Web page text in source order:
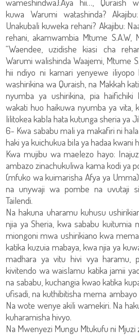
kuwa Warumi watashinda?
Unakubali kuweka rehani? Akajibu:
rehani, akamwambia Mtume S.A.W,
“Waendee, uzidishe kiasi cha
Warumi walishinda Waajemi, Mtume
hii ndiyo ni kamari yenyewe
washirikina wa Quraish, na Makkah
nyumba ya ushirikina, pia haifichiki
wakati huo haikuwa nyumba ya vita,
lilitokea kabla hata kutunga sheria ya
6- Kwa sababu mali ya makafiri ni
haki ya kuichukua bila ya hadaa kwani
Kwa mujibu wa maelezo hayo:
ambazo zinachukuliwa kama kodi ya
(mfuko wa kuimarisha Afya ya
na unywaji wa pombe na uvutaji
Tailendi.
Na hakuna uharamu kuhusu
njia ya Sheria, kwa sababu kuitumia
miongoni mwa ushirikiano kwa
katika kuzuia mabaya, kwa njia ya
madhara ya vitu hivi vya haramu,
kivitendo wa waislamu katika jamii
na sababu, kuchangia kwao katika
ufisadi, na kuthibitisha mema ambayo
Na wote wenye akili wamekiri. Na
kuharamisha hivyo.
Na Mwenyezi Mungu Mtukufu ni Mjuzi